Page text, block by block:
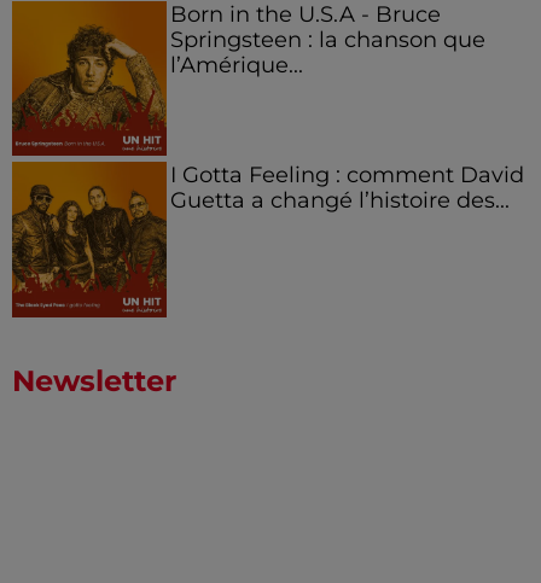
Born in the U.S.A - Bruce
Springsteen : la chanson que
l’Amérique...
I Gotta Feeling : comment David
Guetta a changé l’histoire des...
Newsletter